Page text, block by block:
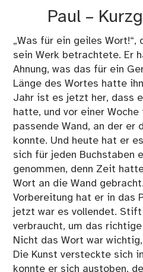
Paul –
„Was für ein geiles Wort!“,
sein Werk betrachtete. Er
Ahnung, was das für ein
Länge des Wortes hatte
Jahr ist es jetzt her, dass
hatte, und vor einer
passende Wand, an der er
konnte. Und heute hat er
sich für jeden Buchstaben
genommen, denn Zeit
Wort an die Wand
Vorbereitung hat er in das
jetzt war es vollendet.
verbraucht, um das
Nicht das Wort war
Die Kunst versteckte sich
konnte er sich austoben,